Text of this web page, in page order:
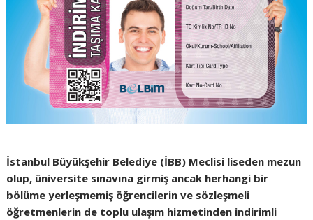
İstanbul Büyükşehir Belediye (İBB) Meclisi liseden mezun
olup, üniversite sınavına girmiş ancak herhangi bir
bölüme yerleşmemiş öğrencilerin ve sözleşmeli
öğretmenlerin de toplu ulaşım hizmetinden indirimli